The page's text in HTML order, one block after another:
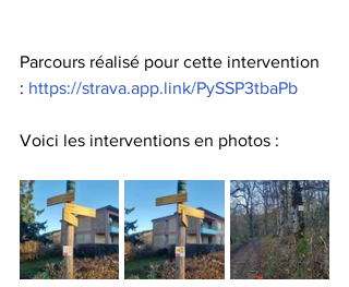
Parcours réalisé pour cette intervention
: https://strava.app.link/PySSP3tbaPb
Voici les interventions en photos :